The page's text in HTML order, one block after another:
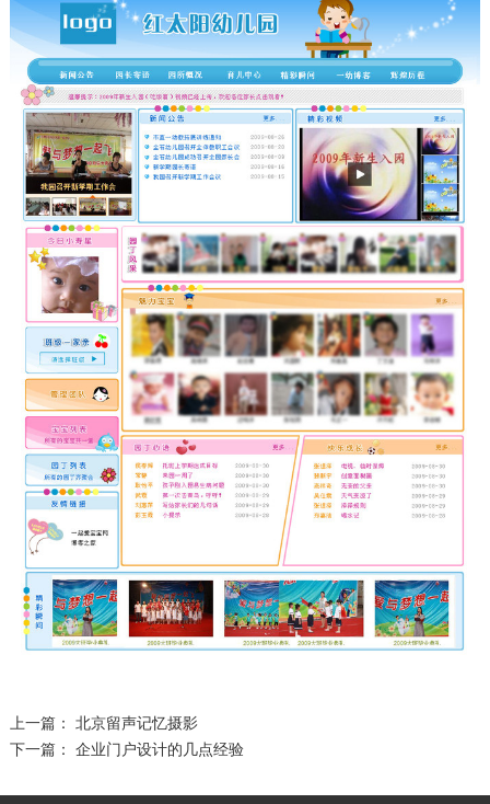
上一篇：
北京留声记忆摄影
下一篇：
企业门户设计的几点经验